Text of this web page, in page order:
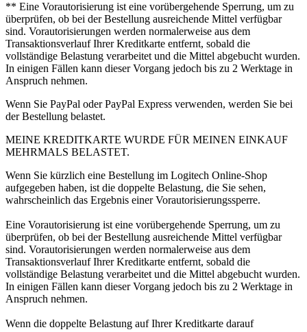
** Eine Vorautorisierung ist eine vorübergehende Sperrung, um zu
überprüfen, ob bei der Bestellung ausreichende Mittel verfügbar
sind. Vorautorisierungen werden normalerweise aus dem
Transaktionsverlauf Ihrer Kreditkarte entfernt, sobald die
vollständige Belastung verarbeitet und die Mittel abgebucht wurden.
In einigen Fällen kann dieser Vorgang jedoch bis zu 2 Werktage in
Anspruch nehmen.
Wenn Sie PayPal oder PayPal Express verwenden, werden Sie bei
der Bestellung belastet.
MEINE KREDITKARTE WURDE FÜR MEINEN EINKAUF
MEHRMALS BELASTET.
Wenn Sie kürzlich eine Bestellung im Logitech Online-Shop
aufgegeben haben, ist die doppelte Belastung, die Sie sehen,
wahrscheinlich das Ergebnis einer Vorautorisierungssperre.
Eine Vorautorisierung ist eine vorübergehende Sperrung, um zu
überprüfen, ob bei der Bestellung ausreichende Mittel verfügbar
sind. Vorautorisierungen werden normalerweise aus dem
Transaktionsverlauf Ihrer Kreditkarte entfernt, sobald die
vollständige Belastung verarbeitet und die Mittel abgebucht wurden.
In einigen Fällen kann dieser Vorgang jedoch bis zu 2 Werktage in
Anspruch nehmen.
Wenn die doppelte Belastung auf Ihrer Kreditkarte darauf